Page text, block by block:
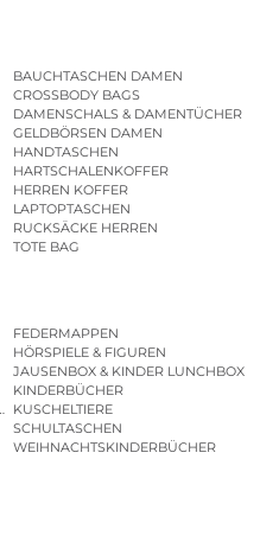
BAUCHTASCHEN DAMEN
CROSSBODY BAGS
DAMENSCHALS & DAMENTÜCHER
GELDBÖRSEN DAMEN
HANDTASCHEN
HARTSCHALENKOFFER
HERREN KOFFER
LAPTOPTASCHEN
RUCKSÄCKE HERREN
TOTE BAG
FEDERMAPPEN
HÖRSPIELE & FIGUREN
JAUSENBOX & KINDER LUNCHBOX
KINDERBÜCHER
| KINDERGARTENBEUTEL
KUSCHELTIERE
SCHULTASCHEN
WEIHNACHTSKINDERBÜCHER